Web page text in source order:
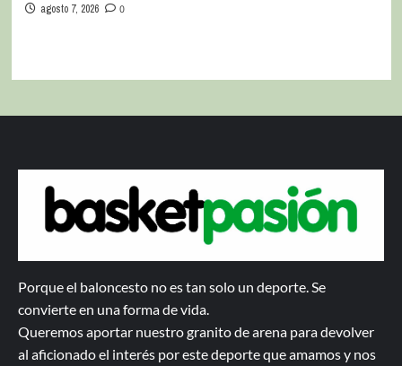
agosto 7, 2026 0
Porque el baloncesto no es tan solo un deporte. Se
convierte en una forma de vida.
Queremos aportar nuestro granito de arena para devolver
al aficionado el interés por este deporte que amamos y nos